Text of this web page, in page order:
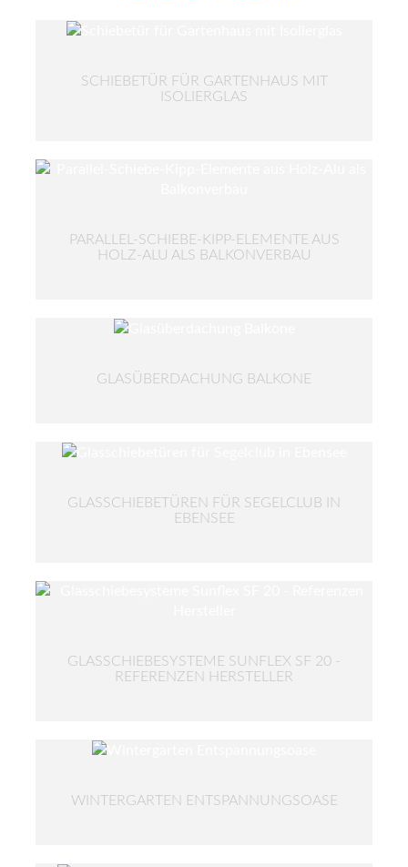
SCHIEBETÜR FÜR GARTENHAUS MIT
ISOLIERGLAS
PARALLEL-SCHIEBE-KIPP-ELEMENTE AUS
HOLZ-ALU ALS BALKONVERBAU
GLASÜBERDACHUNG BALKONE
GLASSCHIEBETÜREN FÜR SEGELCLUB IN
EBENSEE
GLASSCHIEBESYSTEME SUNFLEX SF 20 -
REFERENZEN HERSTELLER
WINTERGARTEN ENTSPANNUNGSOASE